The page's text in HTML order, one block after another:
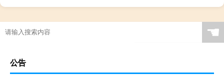
☚
公告